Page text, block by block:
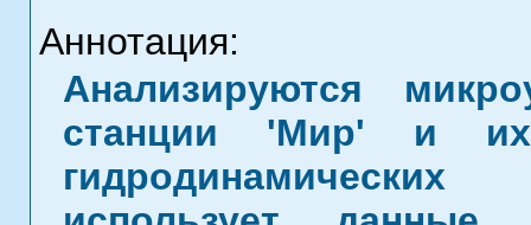
Аннотация:
Анализируются
станции 'Мир' и их